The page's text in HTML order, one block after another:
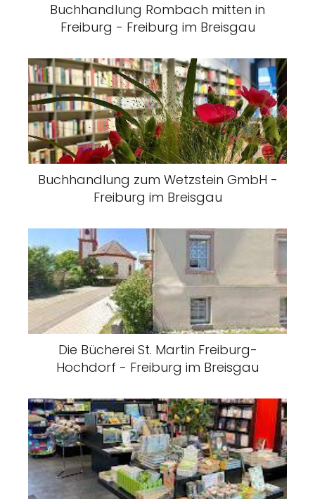
Buchhandlung Rombach mitten in
Freiburg - Freiburg im Breisgau
Buchhandlung zum Wetzstein GmbH -
Freiburg im Breisgau
Die Bücherei St. Martin Freiburg-
Hochdorf - Freiburg im Breisgau